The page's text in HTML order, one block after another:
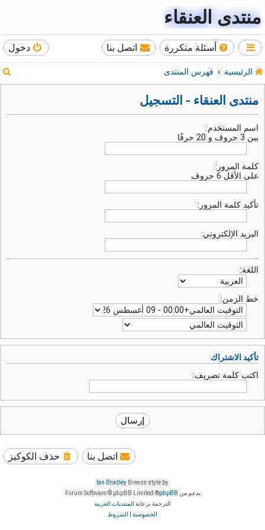
منتدى العنقاء
أسئلة متكررة اتصل بنا دخول
الرئيسية فهرس المنتدى
منتدى العنقاء - التسجيل
اسم المستخدم:
بين 3 حروف و 20 حرفًا
كلمة المرور:
على الأقل 6 حروف
تأكيد كلمة المرور:
البريد الإلكتروني:
اللغة:
خط الزمن:
تأكيد الاشتراك
اكتب كلمة تصريف:
حذف الكوكيز اتصل بنا
Breeze style by
Ian Bradley
بدعم من phpBB
® Forum Software © phpBB Limited
الترجمة برعاية المنتديات العربية
الخصوصية
الشروط